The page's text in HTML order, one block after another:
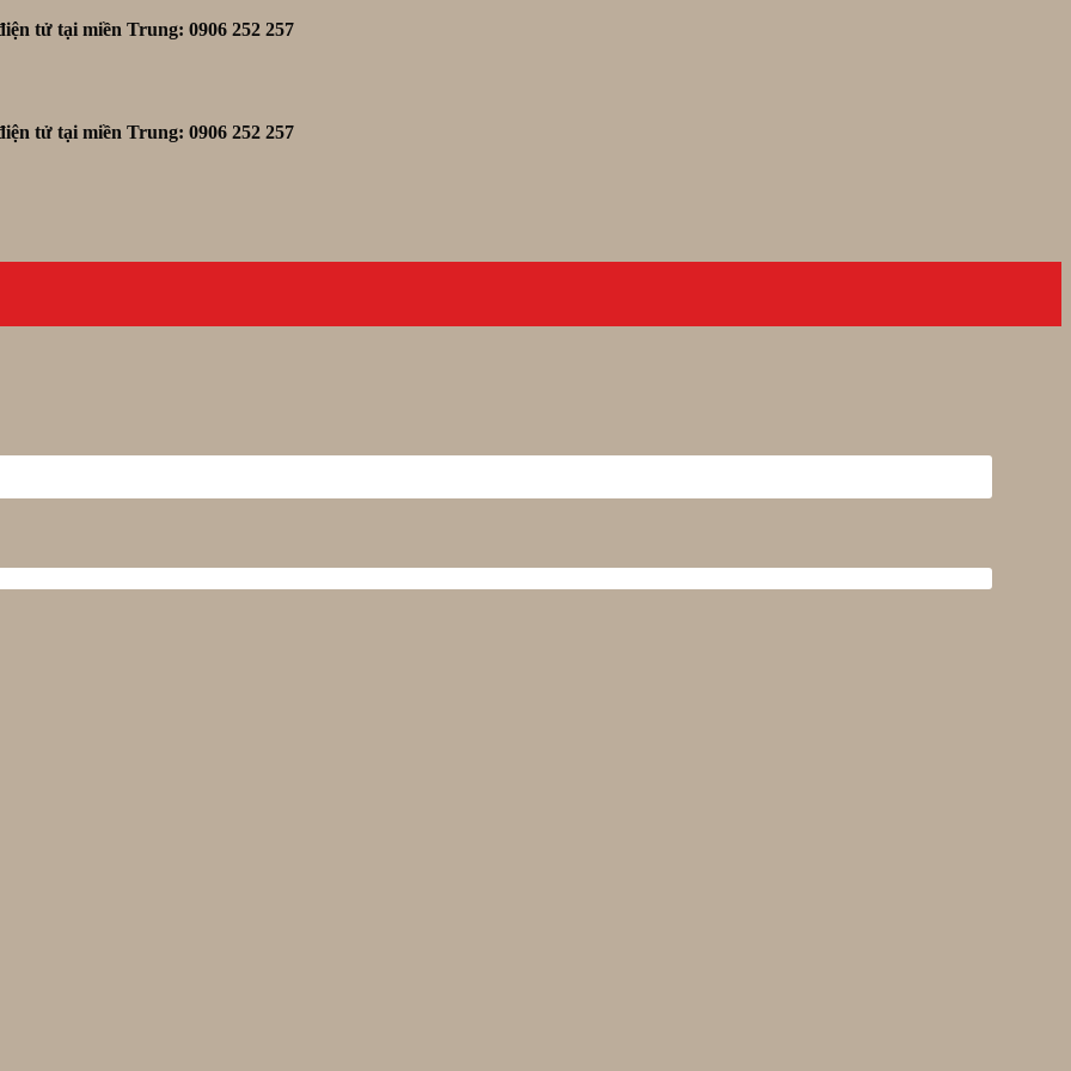
tử tại miền Trung: 0906 252 257
tử tại miền Trung: 0906 252 257